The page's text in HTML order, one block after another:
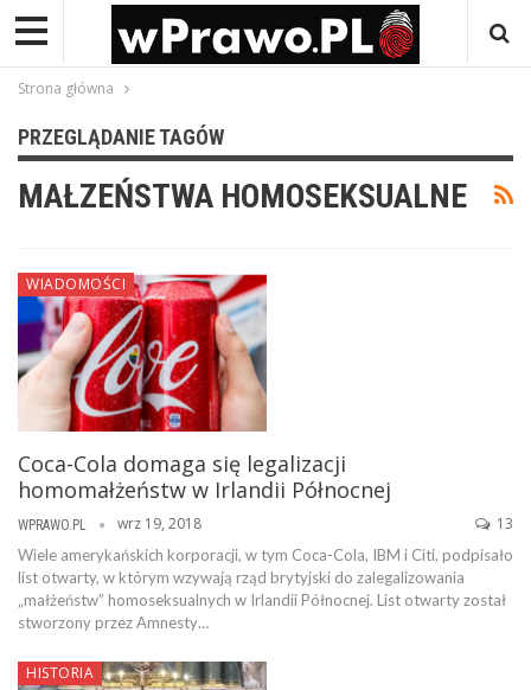
Strona główna
PRZEGLĄDANIE TAGÓW
MAŁZEŃSTWA HOMOSEKSUALNE
WIADOMOŚCI
Coca-Cola domaga się legalizacji
homomałżeństw w Irlandii Północnej
WPRAWO.PL wrz 19, 2018 13
Wiele amerykańskich korporacji, w tym Coca-Cola, IBM i Citi, podpisało
list otwarty, w którym wzywają rząd brytyjski do zalegalizowania
„małżeństw” homoseksualnych w Irlandii Północnej. List otwarty został
stworzony przez Amnesty…
HISTORIA